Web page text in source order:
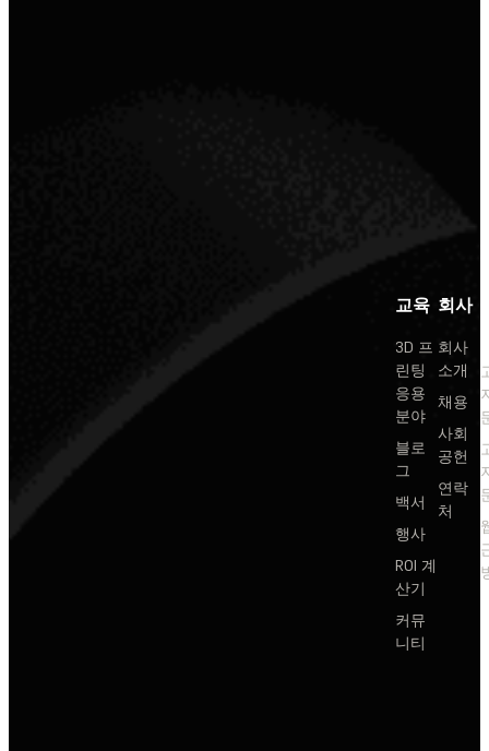
교육
3D 프
린팅
응용
분야
블로
그
백서
행사
ROI 계
산기
커뮤
니티
회사
회사
소개
채용
사회
공헌
연락
처